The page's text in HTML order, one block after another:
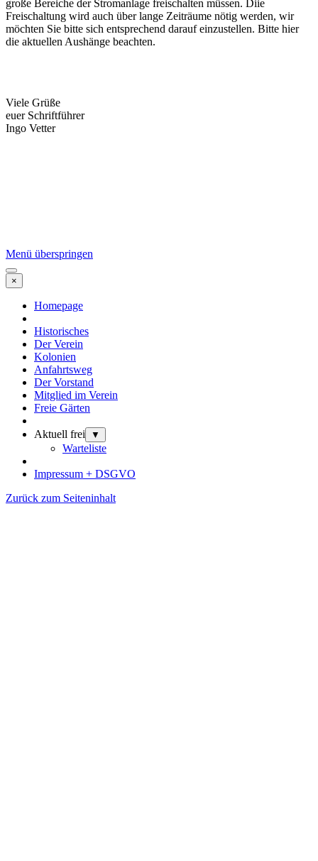
große Bereiche der Stromanlage freischalten müssen. Diie
Freischaltung wird auch über lange Zeiträume nötig werden, wir
möchten Sie bitte sich entsprechend darauf einzustellen. Bitte hier
die aktuellen Aushänge beachten.
Viele Grüße
euer Schriftführer
Ingo Vetter
Menü überspringen
×
Homepage
Historisches
Der Verein
Kolonien
Anfahrtsweg
Der Vorstand
Mitglied im Verein
Freie Gärten
Aktuell frei ▼
Warteliste
Impressum + DSGVO
Zurück zum Seiteninhalt